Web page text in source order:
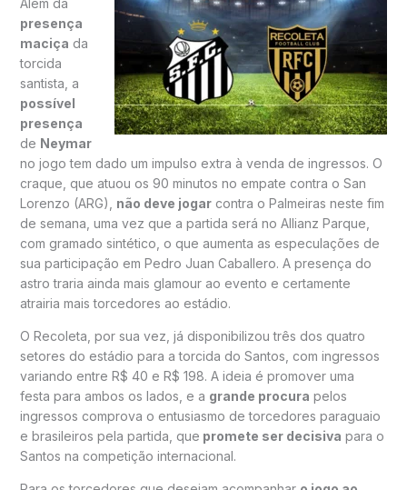
presença
maciça da
torcida
santista, a
possível
presença
de Neymar
no jogo tem dado um impulso extra à venda de ingressos. O
craque, que atuou os 90 minutos no empate contra o San
Lorenzo (ARG), não deve jogarcontra o Palmeiras neste fim
de semana, uma vez que a partida será no Allianz Parque,
com gramado sintético, o que aumenta as especulações de
sua participação em Pedro Juan Caballero. A presença do
astro traria ainda mais glamour ao evento e certamente
atrairia mais torcedores ao estádio.
O Recoleta, por sua vez, já disponibilizou três dos quatro
setores do estádio para a torcida do Santos, com ingressos
variando entre R$ 40 e R$ 198. A ideia é promover uma
festa para ambos os lados, e a grande procura pelos
ingressos comprova o entusiasmo de torcedores paraguaio
e brasileiros pela partida, que promete ser decisiva para o
Santos na competição internacional.